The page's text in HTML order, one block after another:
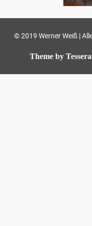
© 2019 Werner Weiß |
Theme by